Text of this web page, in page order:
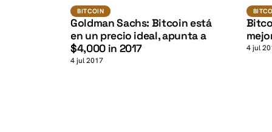
BITCOIN
BITCOIN
Goldman Sachs: Bitcoin está
en un precio ideal, apunta a
$4,000 in 2017
4 jul 2017
4 jul